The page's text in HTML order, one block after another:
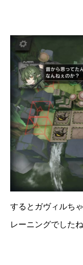
するとガヴィルち
レーニングでした